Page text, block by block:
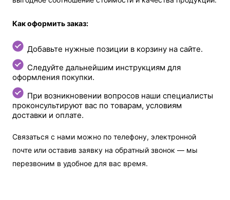
Как оформить заказ:
Добавьте нужные позиции в корзину на сайте.
Следуйте дальнейшим инструкциям для
оформления покупки.
При возникновении вопросов наши специалисты
проконсультируют вас по товарам, условиям
доставки и оплате.
Связаться с нами можно по телефону, электронной
почте или оставив заявку на обратный звонок — мы
перезвоним в удобное для вас время.